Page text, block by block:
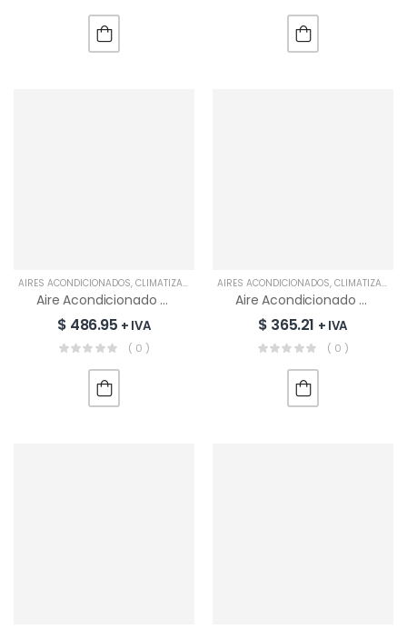
AIRES ACONDICIONADOS, CLIMATIZACIÓN
Aire Acondicionado Split Inverter MIDEA 24000 BTU Wi-Fi | MSEZ-24CFN8DH
$ 486.95 + IVA
( 0 )
AIRES ACONDICIONADOS, CLIMATIZACIÓN
Aire Acondicionado Split Inverter SMC 18000 BTU Wi-Fi | SMCAS182IGL
$ 365.21 + IVA
( 0 )